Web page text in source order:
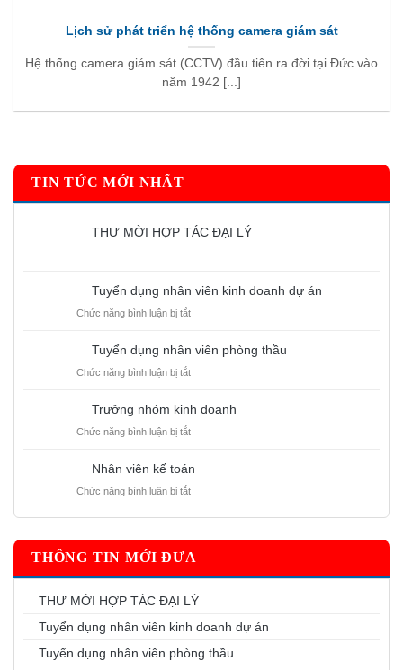
TIN TỨC MỚI NHẤT
THƯ MỜI HỢP TÁC ĐẠI LÝ
MỜI
LÝ
Tuyển dụng nhân viên kinh doanh dự án
Chức năng bình luận bị tắtở
nhân
viên
doanh
án
Tuyển dụng nhân viên phòng thầu
Chức năng bình luận bị tắtở
nhân
viên
Trưởng nhóm kinh doanh
Chức năng bình luận bị tắtở
kinh
doanh
Nhân viên kế toán
Chức năng bình luận bị tắtở
viên
toán
THÔNG TIN MỚI ĐƯA
THƯ MỜI HỢP TÁC ĐẠI LÝ
Tuyển dụng nhân viên kinh doanh dự án
Tuyển dụng nhân viên phòng thầu
Lịch sử phát triển hệ thống camera giám sát
Hệ thống camera giám sát (CCTV) đầu tiên ra đời tại Đức vào
năm 1942 [...]